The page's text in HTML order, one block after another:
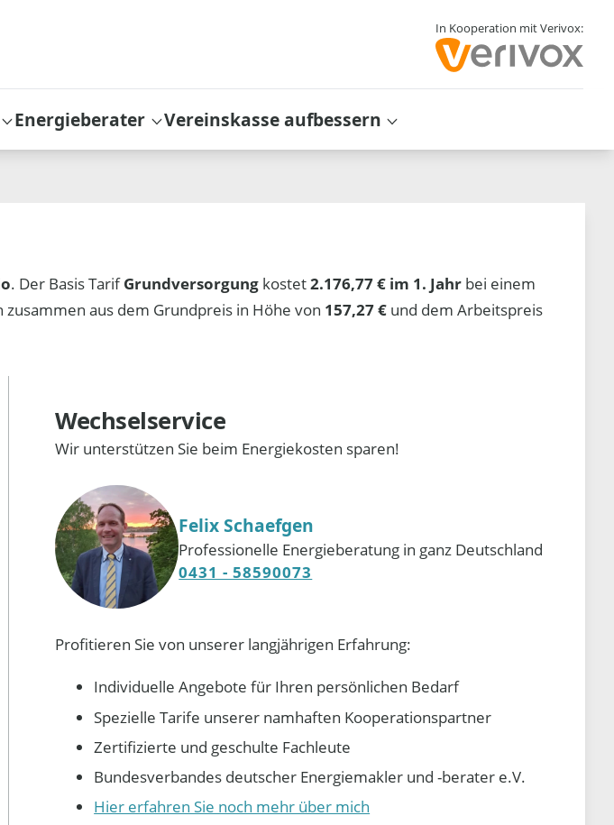
In Kooperation mit Verivox:
Energieberater Vereinskasse aufbessern
. Der Basis TarifGrundversorgung kostet2.176,77 € im 1. Jahr bei einem
zusammen aus dem Grundpreis in Höhe von 157,27 € und dem Arbeitspreis
Wechselservice
Wir unterstützen Sie beim Energiekosten sparen!
Felix Schaefgen
Professionelle Energieberatung in ganz Deutschland
0431 - 58590073
Profitieren Sie von unserer langjährigen Erfahrung:
Individuelle Angebote für Ihren persönlichen Bedarf
Spezielle Tarife unserer namhaften Kooperationspartner
Zertifizierte und geschulte Fachleute
Bundesverbandes deutscher Energiemakler und -berater e.V.
Hier erfahren Sie noch mehr über mich